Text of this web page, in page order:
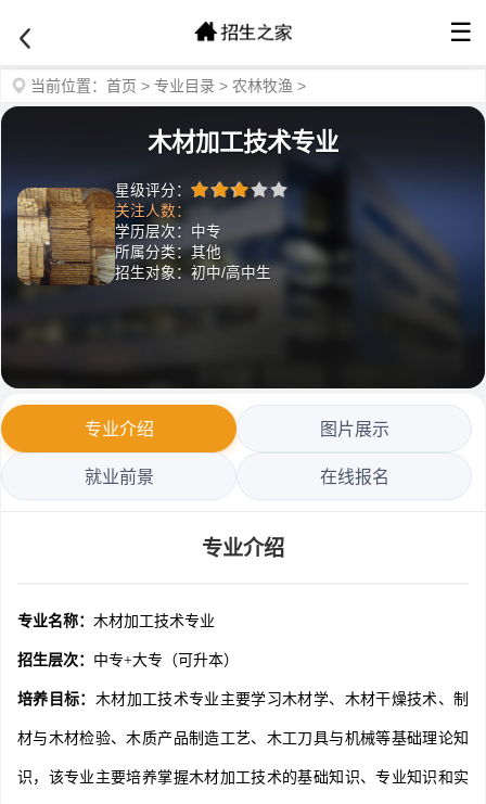
☰
当前位置： 首页 > 专业目录 > 农林牧渔 >
木材加工技术专业
星级评分：
关注人数：
学历层次：中专
所属分类：其他
招生对象：初中/高中生
专业介绍 图片展示
就业前景 在线报名
专业介绍
专业名称： 木材加工技术专业
招生层次： 中专+大专（可升本）
培养目标： 木材加工技术专业主要学习木材学、木材干燥技术、制
材与木材检验、木质产品制造工艺、木工刀具与机械等基础理论知
识，该专业主要培养掌握木材加工技术的基础知识、专业知识和实